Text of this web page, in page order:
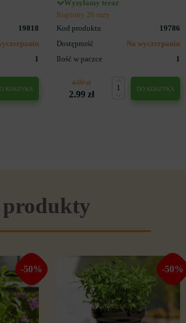
19818
1
KOSZYKA
Wysyłamy teraz
Kupiony 26 razy
Kod produktu
19786
Dostępność
Na wyczerpaniu
Ilość w paczce
1
4.99 zł
2.99 zł
DO KOSZYKA
produkty
-50% -50%